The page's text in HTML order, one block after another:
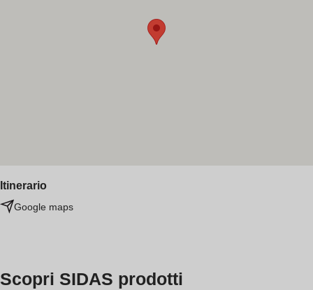
Itinerario
Google maps
Scopri SIDAS prodotti